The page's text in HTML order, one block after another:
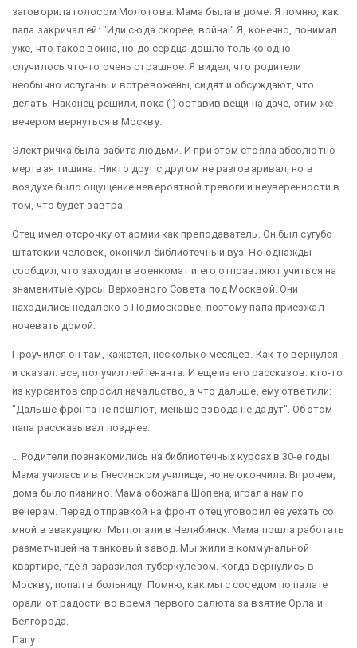
заговорила голосом Молотова. Мама была в доме. Я помню, как
папа закричал ей: "Иди сюда скорее, война!" Я, конечно, понимал
уже, что такое война, но до сердца дошло только одно:
случилось что-то очень страшное. Я видел, что родители
необычно испуганы и встревожены, сидят и обсуждают, что
делать. Наконец решили, пока (!) оставив вещи на даче, этим же
вечером вернуться в Москву.
Электричка была забита людьми. И при этом стояла абсолютно
мертвая тишина. Никто друг с другом не разговаривал, но в
воздухе было ощущение невероятной тревоги и неуверенности в
том, что будет завтра.
Отец имел отсрочку от армии как преподаватель. Он был сугубо
штатский человек, окончил библиотечный вуз. Но однажды
сообщил, что заходил в военкомат и его отправляют учиться на
знаменитые курсы Верховного Совета под Москвой. Они
находились недалеко в Подмосковье, поэтому папа приезжал
ночевать домой.
Проучился он там, кажется, несколько месяцев. Как-то вернулся
и сказал: все, получил лейтенанта. И еще из его рассказов: кто-то
из курсантов спросил начальство, а что дальше, ему ответили:
"Дальше фронта не пошлют, меньше взвода не дадут". Об этом
папа рассказывал позднее.
… Родители познакомились на библиотечных курсах в 30-е годы.
Мама училась и в Гнесинском училище, но не окончила. Впрочем,
дома было пианино. Мама обожала Шопена, играла нам по
вечерам. Перед отправкой на фронт отец уговорил ее уехать со
мной в эвакуацию. Мы попали в Челябинск. Мама пошла работать
разметчицей на танковый завод. Мы жили в коммунальной
квартире, где я заразился туберкулезом. Когда вернулись в
Москву, попал в больницу. Помню, как мы с соседом по палате
орали от радости во время первого салюта за взятие Орла и
Белгорода.
Папу